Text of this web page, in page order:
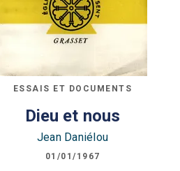
ESSAIS ET DOCUMENTS
Dieu et nous
Jean Daniélou
01/01/1967